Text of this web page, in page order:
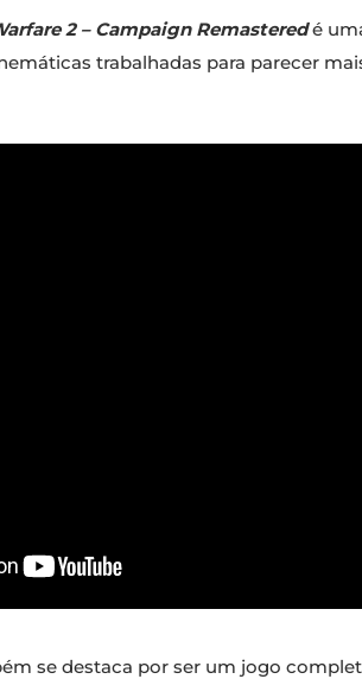
2 – Campaign Remasteredé
trabalhadas para parecer
se destaca por ser um jogo